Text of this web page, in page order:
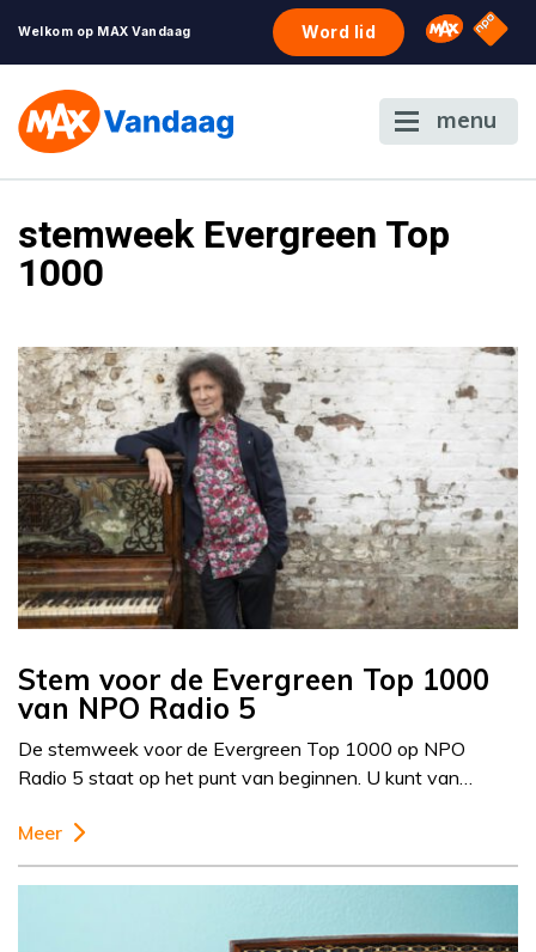
Welkom op MAX Vandaag Word lid Omroep
NPO
menu
stemweek Evergreen Top
1000
Stem voor de Evergreen Top 1000
van NPO Radio 5
De stemweek voor de Evergreen Top 1000 op NPO
Radio 5 staat op het punt van beginnen. U kunt van…
Meer